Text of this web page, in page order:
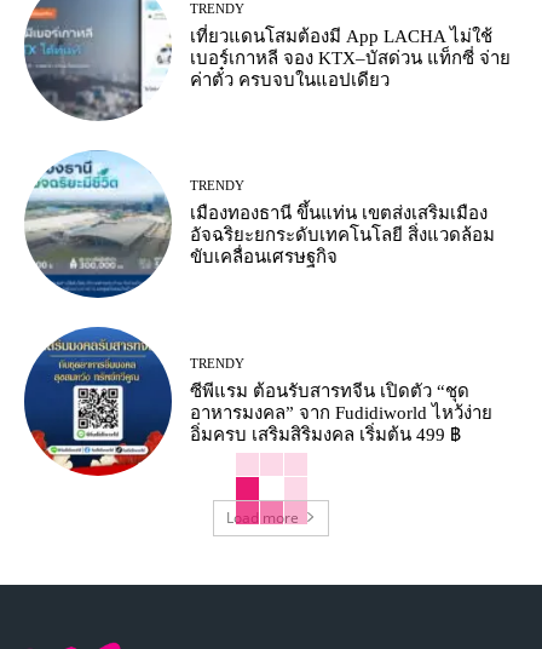
TRENDY
เที่ยวแดนโสมต้องมี App LACHA ไม่ใช้
เบอร์เกาหลี จอง KTX–บัสด่วน แท็กซี่ จ่าย
ค่าตั๋ว ครบจบในแอปเดียว
TRENDY
เมืองทองธานี ขึ้นแท่น เขตส่งเสริมเมือง
อัจฉริยะยกระดับเทคโนโลยี สิ่งแวดล้อม
ขับเคลื่อนเศรษฐกิจ
TRENDY
ซีพีแรม ต้อนรับสารทจีน เปิดตัว “ชุด
อาหารมงคล” จาก Fudidiworld ไหว้ง่าย
อิ่มครบ เสริมสิริมงคล เริ่มต้น 499 ฿
Load more